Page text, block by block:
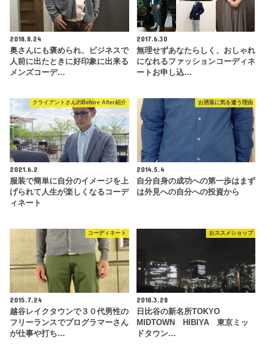
2018.8.24
奥さんにも褒められ、ビジネスで
人前に出たときに好印象に出来る
メンズコーデ…
2017.6.30
無理せずあなたらしく、おしゃれ
になれるファッションコーディネ
ートお申し込…
クライアントさんのBefore After紹介
2021.6.2
服装で簡単に自分のイメージを上
げられて人生が楽しくなるコーデ
ィネート
お洒落に気を遣う理由
2014.5.4
自分自身の成功への第一歩はまず
は外見への自分への投資から
コーディネート
2015.7.24
越谷レイクタウンで３０代男性の
フリーランスでプログラマーさん
が仕事や打ち…
おススメショップ
2018.3.28
日比谷の新名所TOKYO
MIDTOWN HIBIYA 東京ミッ
ドタウン…